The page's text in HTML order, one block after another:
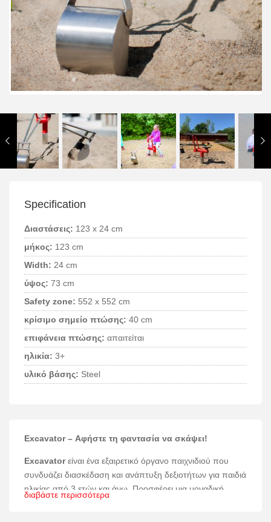
Specification
Διαστάσεις: 123 x 24 cm
μήκος: 123 cm
Width: 24 cm
ύψος: 73 cm
Safety zone: 552 x 552 cm
κρίσιμο σημείο πτώσης: 40 cm
επιφάνεια πτώσης: απαιτείται
ηλικία: 3+
υλικό βάσης: Steel
Excavator – Αφήστε τη φαντασία να σκάψει!
Excavatorείναι ένα εξαιρετικό όργανο παιχνιδιού που
συνδυάζει διασκέδαση και ανάπτυξη δεξιοτήτων για παιδιά
ηλικίας από 3 ετών και άνω. Προσφέρει μια μοναδική
εμπειρία χειρισμού και εξερεύνησης, ιδανική για κάθε
διαβάστε περισσότερα